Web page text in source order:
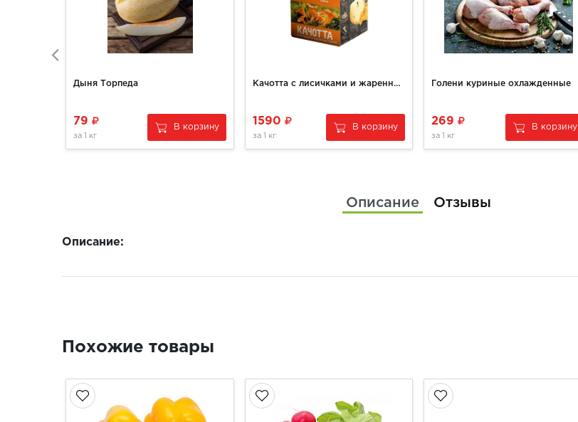
Дыня Торпеда
79
за 1 кг
В корзину
Качотта с лисичками и жаренным луком
1590
за 1 кг
В корзину
Голени куриные охлажденные
269
за 1 кг
В корзину
Описание Отзывы
Описание:
Похожие товары